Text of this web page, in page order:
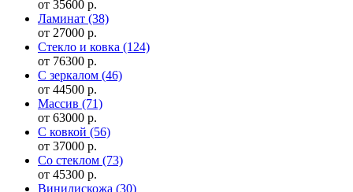
от 35600 р.
Ламинат (38)
от 27000 р.
Стекло и ковка (124)
от 76300 р.
С зеркалом (46)
от 44500 р.
Массив (71)
от 63000 р.
С ковкой (56)
от 37000 р.
Со стеклом (73)
от 45300 р.
Винилискожа (30)